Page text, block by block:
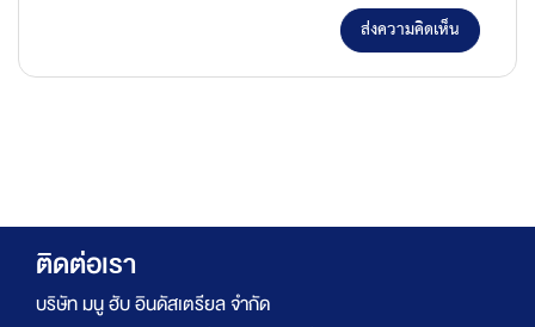
ส่งความคิดเห็น
ติดต่อเรา
บริษัท มนู ฮับ อินดัสเตรียล จำกัด